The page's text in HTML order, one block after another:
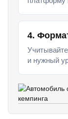
4.
и нужный